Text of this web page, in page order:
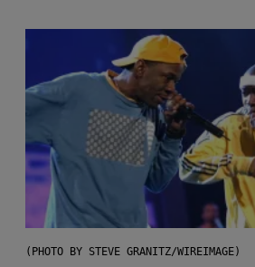
(PHOTO BY STEVE GRANITZ/WIREIMAGE)